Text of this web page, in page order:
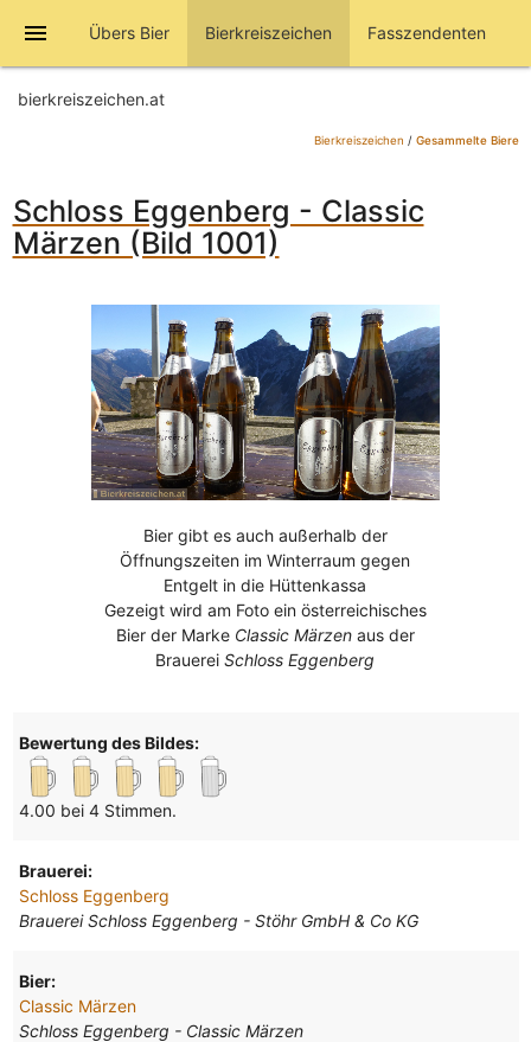
menu Übers Bier Bierkreiszeichen Fasszendenten
bierkreiszeichen.at
Bierkreiszeichen / Gesammelte Biere
Schloss Eggenberg - Classic
Märzen (Bild 1001)
Bier gibt es auch außerhalb der
Öffnungszeiten im Winterraum gegen
Entgelt in die Hüttenkassa
Gezeigt wird am Foto ein österreichisches
Bier der Marke Classic Märzenaus der
BrauereiSchloss Eggenberg
Bewertung des Bildes:
4.00 bei 4 Stimmen.
Brauerei:
Schloss Eggenberg
Brauerei Schloss Eggenberg - Stöhr GmbH & Co KG
Bier:
Classic Märzen
Schloss Eggenberg - Classic Märzen